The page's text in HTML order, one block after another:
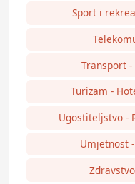
Sport i
Transport
Turizam -
Ugostiteljstvo -
Umjetnost